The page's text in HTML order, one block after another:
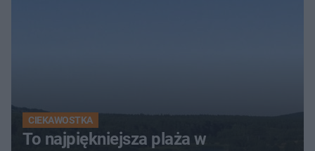
CIEKAWOSTKA
To najpiękniejsza plaża w